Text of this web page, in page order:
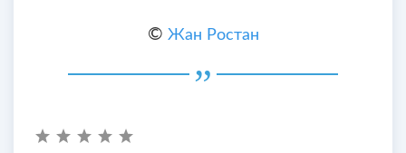
© Жан Ростан